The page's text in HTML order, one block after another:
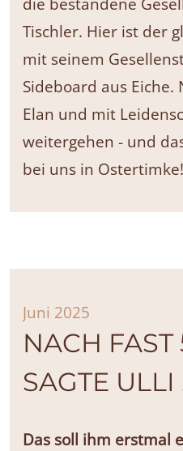
Tischler. Hier ist der
mit seinem
Sideboard aus
Elan und mit
weitergehen - und
bei uns in
Juni 2025
NACH
SAGTE ULLI
Das soll ihm erstmal